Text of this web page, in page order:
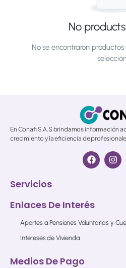
No
No se encontraron
En Conafi S.A.S brindamos información
crecimiento y la eficiencia de
Servicios
Enlaces De Interés
Aportes a Pensiones Voluntarias y
Intereses de Vivienda
Medios De Pago